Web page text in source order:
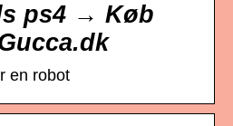
ps4 → Køb
en robot